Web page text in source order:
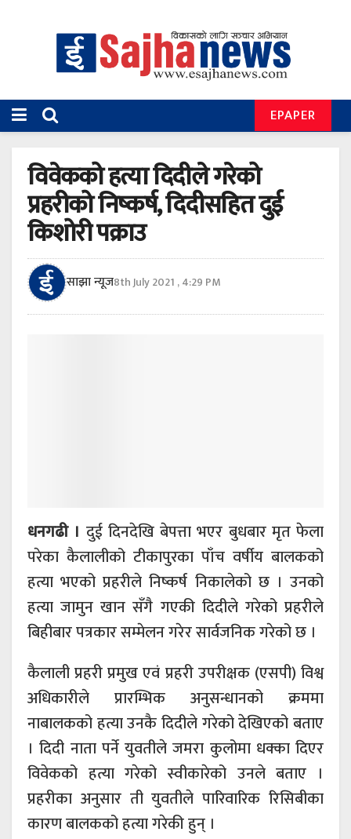
EPAPER
विवेकको हत्या दिदीले गरेको
प्रहरीको निष्कर्ष, दिदीसहित दुई
किशोरी पक्राउ
साझा न्यूज8th July 2021 , 4:29 PM
धनगढी । दुई दिनदेखि बेपत्ता भएर बुधबार मृत फेला
परेका कैलालीको टीकापुरका पाँच वर्षीय बालकको
हत्या भएको प्रहरीले निष्कर्ष निकालेको छ । उनको
हत्या जामुन खान सँगै गएकी दिदीले गरेको प्रहरीले
बिहीबार पत्रकार सम्मेलन गरेर सार्वजनिक गरेको छ ।
कैलाली प्रहरी प्रमुख एवं प्रहरी उपरीक्षक (एसपी) विश्व
अधिकारीले प्रारम्भिक अनुसन्धानको क्रममा
नाबालकको हत्या उनकै दिदीले गरेको देखिएको बताए
। दिदी नाता पर्ने युवतीले जमरा कुलोमा धक्का दिएर
विवेकको हत्या गरेको स्वीकारेको उनले बताए ।
प्रहरीका अनुसार ती युवतीले पारिवारिक रिसिबीका
कारण बालकको हत्या गरेकी हुन् ।